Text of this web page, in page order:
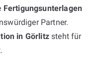
Fertigungsunterlagen
Partner.
in Görlitzsteht für